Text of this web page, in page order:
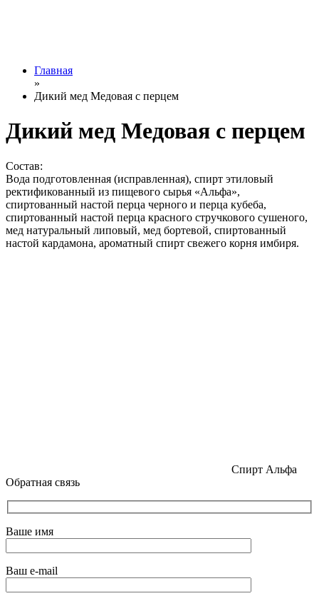
Главная
»
Дикий мед Медовая с перцем
Дикий мед Медовая с перцем
Состав:
Вода подготовленная (исправленная), спирт этиловый
ректификованный из пищевого сырья «Альфа»,
спиртованный настой перца черного и перца кубеба,
спиртованный настой перца красного стручкового сушеного,
мед натуральный липовый, мед бортевой, спиртованный
настой кардамона, ароматный спирт свежего корня имбиря.
Спирт Альфа
Обратная связь
Ваше имя
Ваш e-mail